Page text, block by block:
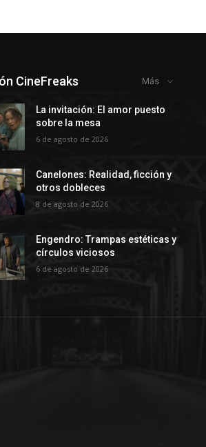
CineFreaks Más
La invitación: El amor puesto
sobre la mesa
6 de agosto de 2026
Canelones: Realidad, ficción y
otros dobleces
8 de agosto de 2026
Engendro: Trampas estéticas y
círculos viciosos
6 de agosto de 2026